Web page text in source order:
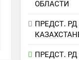
ОБЛАСТИ
ПРЕДСТ. РД
ПРЕДСТ. РД